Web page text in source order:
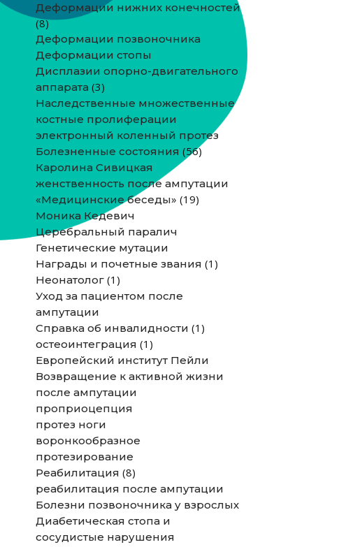
Деформации нижних конечностей
(8)
Деформации позвоночника
Деформации стопы
Дисплазии опорно-двигательного
аппарата (3)
Наследственные множественные
костные пролиферации
электронный коленный протез
Болезненные состояния (56)
Каролина Сивицкая
женственность после ампутации
«Медицинские беседы» (19)
Моника Кедевич
Церебральный паралич
Генетические мутации
Награды и почетные звания (1)
Неонатолог (1)
Уход за пациентом после
ампутации
Справка об инвалидности (1)
остеоинтеграция (1)
Европейский институт Пейли
Возвращение к активной жизни
после ампутации
проприоцепция
протез ноги
воронкообразное
протезирование
Реабилитация (8)
реабилитация после ампутации
Болезни позвоночника у взрослых
Диабетическая стопа и
сосудистые нарушения